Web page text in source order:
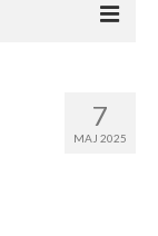
7
MAJ 2025